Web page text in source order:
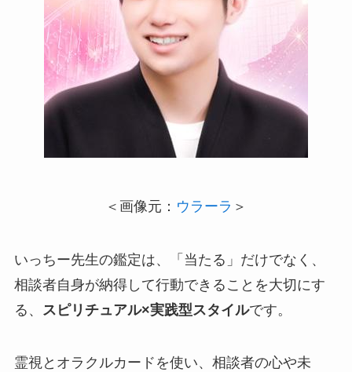
＜画像元： ウラーラ ＞
いっちー先生の鑑定は、「当たる」だけでなく、
相談者自身が納得して行動できることを大切にす
る、
スピリチュアル×実践型スタイルです。
霊視とオラクルカードを使い、相談者の心や未